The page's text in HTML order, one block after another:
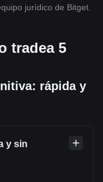
jurídico de Bitget.
tradea 5
rápida y
y sin